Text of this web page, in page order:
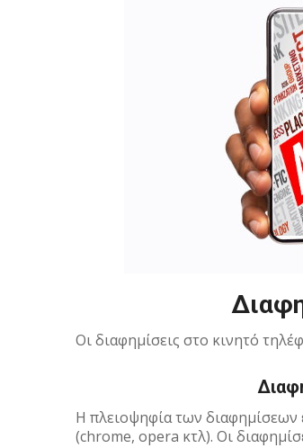
Οι διαφημίσεις στο κινητό
Η πλειοψηφία των
(chrome, opera κτλ). Οι